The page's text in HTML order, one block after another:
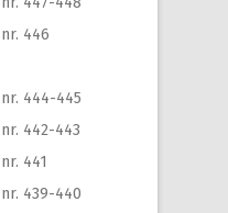
446
444-445
442-443
441
439-440